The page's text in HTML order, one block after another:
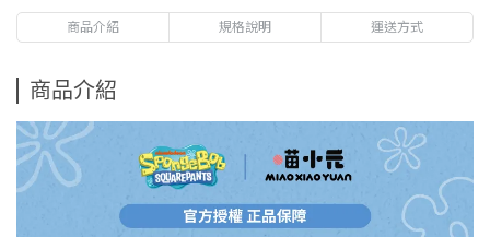
商品介紹 規格說明 運送方式
商品介紹